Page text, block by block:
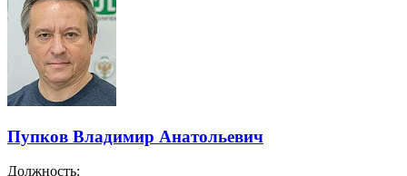
Пупков Владимир Анатольевич
Должность: